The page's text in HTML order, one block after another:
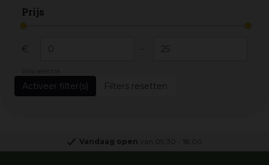
Prijs
€ -
Filters resetten
Vandaag open van 09:30 18:00